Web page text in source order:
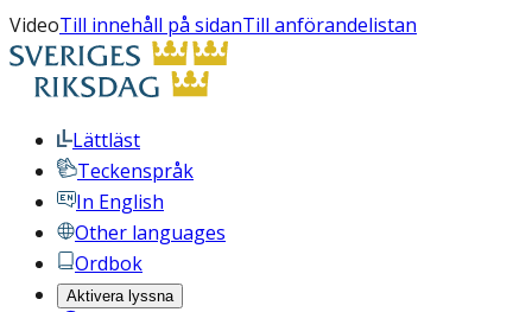
VideoTill innehåll på sidanTill anförandelistan
Lättläst
Teckenspråk
In English
Other languages
Ordbok
Aktivera lyssna